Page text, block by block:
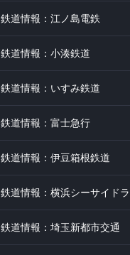
鉄道情報：江ノ島電鉄
鉄道情報：小湊鉄道
鉄道情報：いすみ鉄道
鉄道情報：富士急行
鉄道情報：伊豆箱根鉄道
鉄道情報：埼玉新都市交通